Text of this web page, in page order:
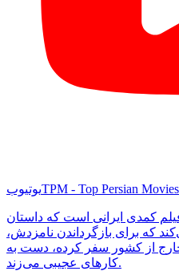
یوتیوبTPM - Top Persian Movies
کمدی ایرانی است که داستان
که برای بازگرداندن نامزدش،
از کشور سفر کرده، دست به
کارهای عجیبی می‌زند.